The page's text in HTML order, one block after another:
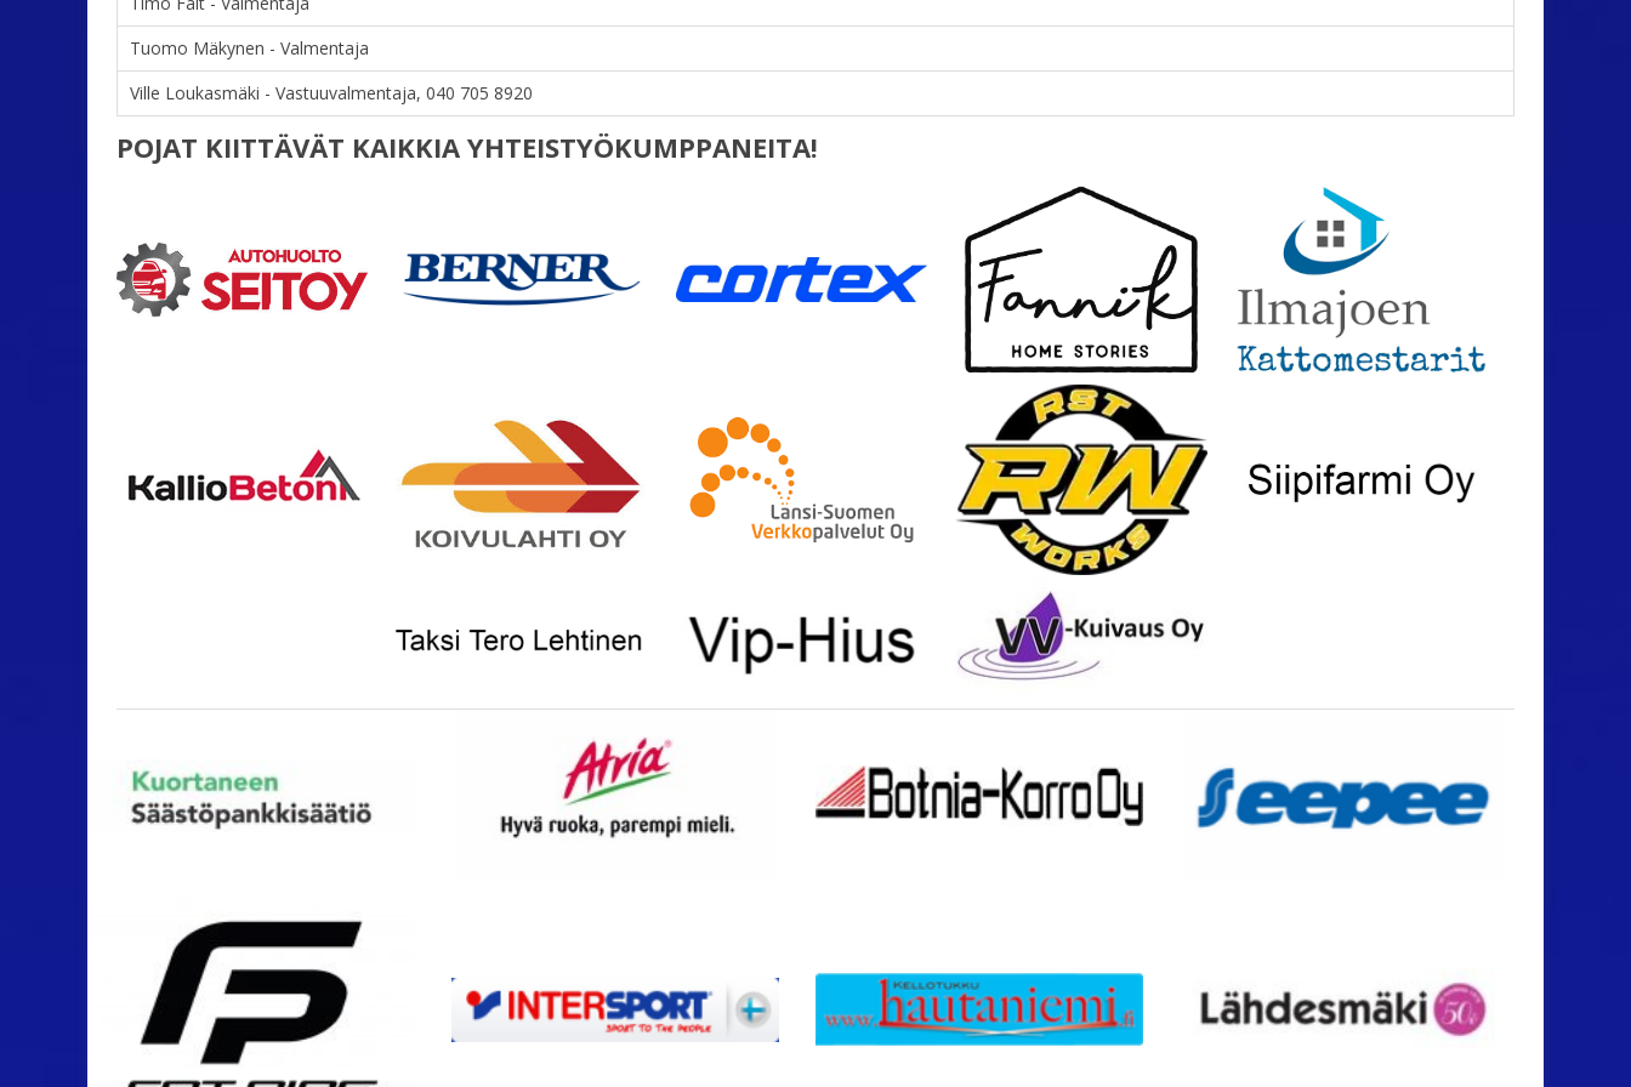
Tuomo Mäkynen - Valmentaja
Ville Loukasmäki - Vastuuvalmentaja, 040 705 8920
POJAT KIITTÄVÄT KAIKKIA YHTEISTYÖKUMPPANEITA!